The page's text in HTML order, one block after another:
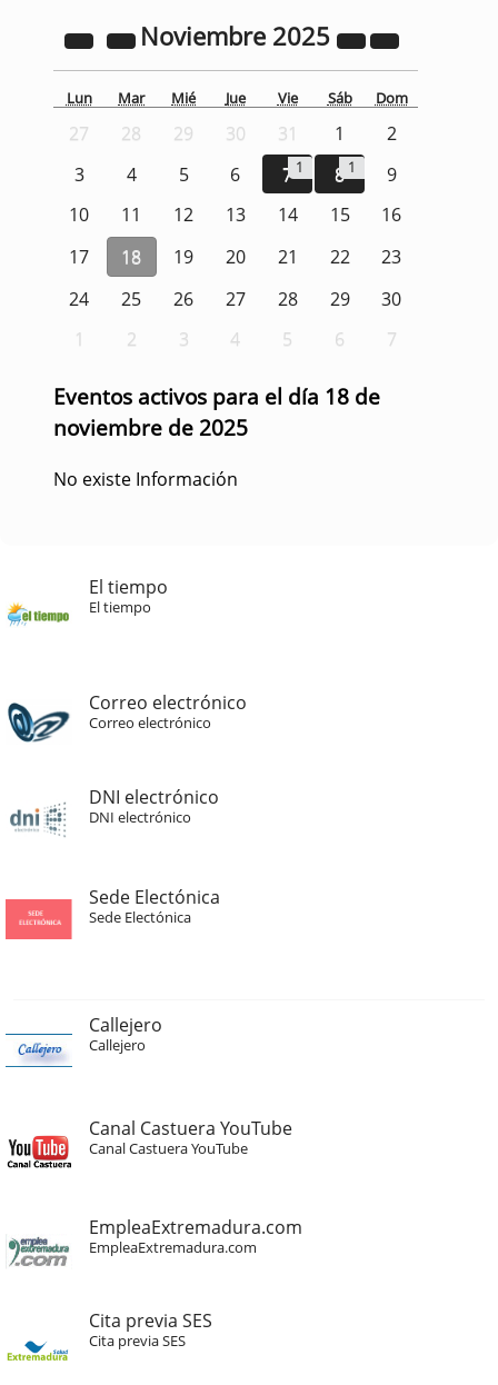
Noviembre 2025
Lun Mar Mié Jue Vie Sáb Dom
27 28 29 30 31 1
2
3
4 5 6 7 1 8 1
9
10
11 12 13 14 15
16
17
18 19 20 21 22
23
24
25 26 27 28 29
30
1
2 3 4 5 6 7
Eventos activos para el día 18 de
noviembre de 2025
No existe Información
El tiempo
El tiempo
Correo electrónico
Correo electrónico
DNI electrónico
DNI electrónico
Sede Electónica
Sede Electónica
Callejero
Callejero
Canal Castuera YouTube
Canal Castuera YouTube
EmpleaExtremadura.com
EmpleaExtremadura.com
Cita previa SES
Cita previa SES